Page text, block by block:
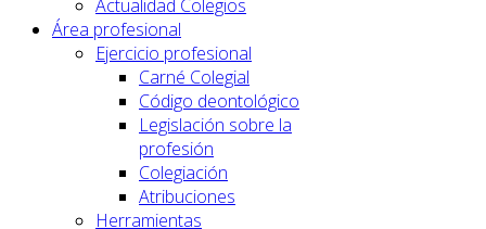
Actualidad Colegios
Área profesional
Ejercicio profesional
Carné Colegial
Código deontológico
Legislación sobre la
profesión
Colegiación
Atribuciones
Herramientas